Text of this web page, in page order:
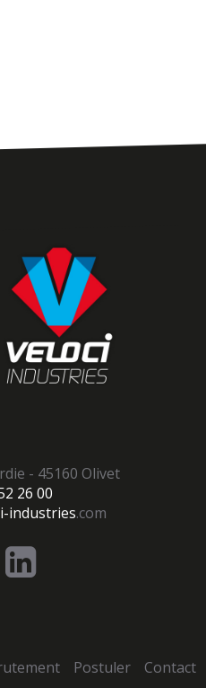
- 45160 Olivet
26 00
industries.com
Postuler Contact